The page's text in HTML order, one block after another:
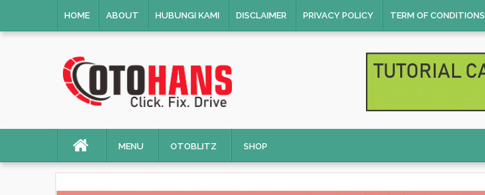
HOME ABOUT HUBUNGI KAMI DISCLAIMER PRIVACY POLICY TERM OF CONDITIONS
MENU OTOBLITZ SHOP